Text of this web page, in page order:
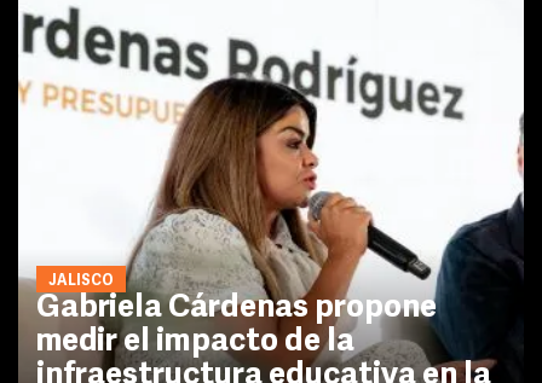
JALISCO
Gabriela Cárdenas propone
medir el impacto de la
infraestructura educativa en la